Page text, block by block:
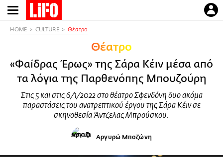
Παράκαμψη
προς
HOME CULTURE Θέατρο
Θέατρο
«Φαίδρας Έρως» της Σάρα Κέιν μέσα από
τα λόγια της Παρθενόπης Μπουζούρη
Στις 5 και στις 6/1/2022 στο θέατρο Σφενδόνη δυο ακόμα
παραστάσεις του ανατρεπτικού έργου της Σάρα Κέιν σε
σκηνοθεσία Άντζελας Μπρούσκου.
Αργυρώ Μποζώνη